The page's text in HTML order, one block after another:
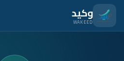
انتقل للمحتوى الرئيسي
وكيد
WAKEED